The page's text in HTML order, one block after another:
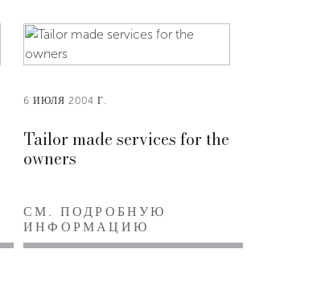
6 ИЮЛЯ 2004 Г.
Tailor made services for the
owners
СМ. ПОДРОБНУЮ
ИНФОРМАЦИЮ